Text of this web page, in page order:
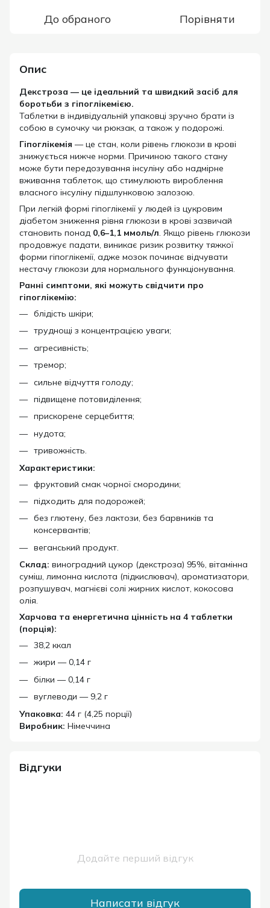
До обраного Порівняти
Опис
Декстроза — це ідеальний та швидкий засіб для
боротьби з гіпоглікемією.
Таблетки в індивідуальній упаковці зручно брати із
собою в сумочку чи рюкзак, а також у подорожі.
Гіпоглікемія — це стан, коли рівень глюкози в крові
знижується нижче норми. Причиною такого стану
може бути передозування інсуліну або надмірне
вживання таблеток, що стимулюють вироблення
власного інсуліну підшлунковою залозою.
При легкій формі гіпоглікемії у людей із цукровим
діабетом зниження рівня глюкози в крові зазвичай
становить понад 0,6–1,1 ммоль/л. Якщо рівень глюкози
продовжує падати, виникає ризик розвитку тяжкої
форми гіпоглікемії, адже мозок починає відчувати
нестачу глюкози для нормального функціонування.
Ранні симптоми, які можуть свідчити про
гіпоглікемію:
блідість шкіри;
труднощі з концентрацією уваги;
агресивність;
тремор;
сильне відчуття голоду;
підвищене потовиділення;
прискорене серцебиття;
нудота;
тривожність.
Характеристики:
фруктовий смак чорної смородини;
підходить для подорожей;
без глютену, без лактози, без барвників та
консервантів;
веганський продукт.
Склад: виноградний цукор (декстроза) 95%, вітамінна
суміш, лимонна кислота (підкислювач), ароматизатори,
розпушувач, магнієві солі жирних кислот, кокосова
олія.
Харчова та енергетична цінність на 4 таблетки
(порція):
38,2 ккал
жири — 0,14 г
білки — 0,14 г
вуглеводи — 9,2 г
Упаковка: 44 г (4,25 порції)
Виробник: Німеччина
Відгуки
Додайте перший відгук
Написати відгук